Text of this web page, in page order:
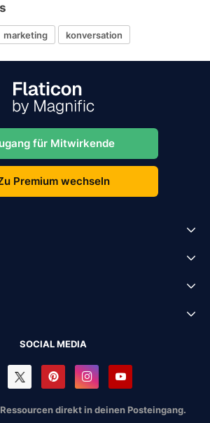
marketing konversation
für Mitwirkende
Premium wechseln
SOCIAL MEDIA
direkt in deinen Posteingang.